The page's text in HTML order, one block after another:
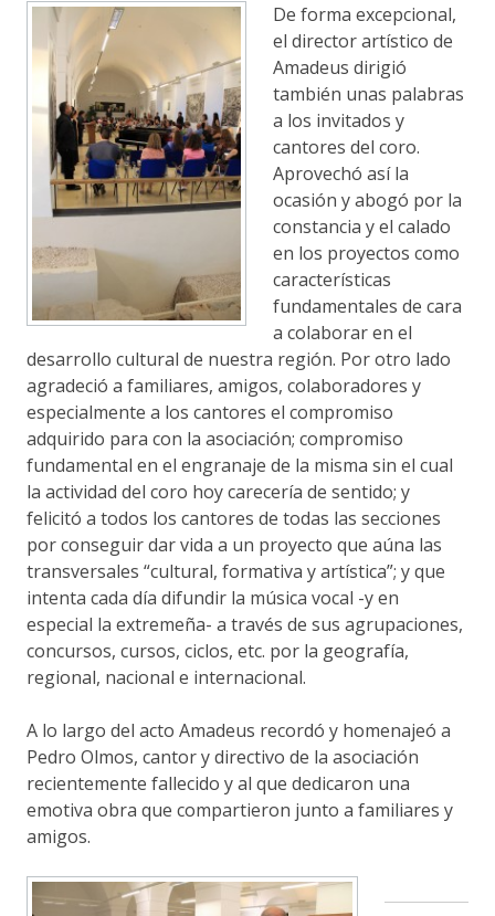
De forma excepcional,
el director artístico de
Amadeus dirigió
también unas palabras
a los invitados y
cantores del coro.
Aprovechó así la
ocasión y abogó por la
constancia y el calado
en los proyectos como
características
fundamentales de cara
a colaborar en el
desarrollo cultural de nuestra región. Por otro lado
agradeció a familiares, amigos, colaboradores y
especialmente a los cantores el compromiso
adquirido para con la asociación; compromiso
fundamental en el engranaje de la misma sin el cual
la actividad del coro hoy carecería de sentido; y
felicitó a todos los cantores de todas las secciones
por conseguir dar vida a un proyecto que aúna las
transversales “cultural, formativa y artística”; y que
intenta cada día difundir la música vocal -y en
especial la extremeña- a través de sus agrupaciones,
concursos, cursos, ciclos, etc. por la geografía,
regional, nacional e internacional.
A lo largo del acto Amadeus recordó y homenajeó a
Pedro Olmos, cantor y directivo de la asociación
recientemente fallecido y al que dedicaron una
emotiva obra que compartieron junto a familiares y
amigos.